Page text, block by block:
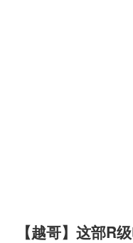
【越哥】这部R